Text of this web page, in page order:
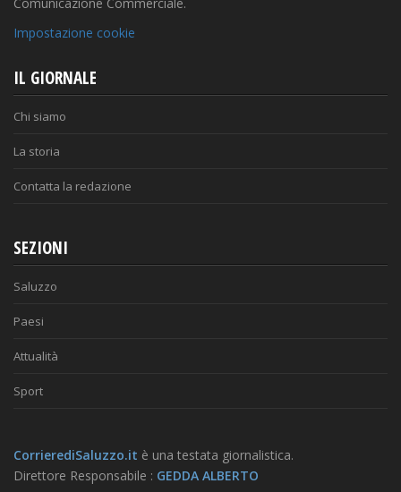
Impostazione cookie
IL GIORNALE
Chi siamo
La storia
Contatta la redazione
SEZIONI
Saluzzo
Paesi
Attualità
Sport
CorrierediSaluzzo.it è una testata giornalistica.
Direttore Responsabile : GEDDA ALBERTO